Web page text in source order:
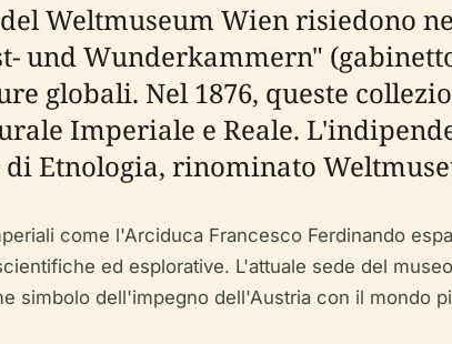
Weltmuseum Wien risiedono
und Wunderkammern"
globali. Nel 1876, queste
Imperiale e Reale.
di Etnologia, rinominato
come l'Arciduca Francesco Ferdinando
ed esplorative. L'attuale sede del
simbolo dell'impegno dell'Austria con il mondo